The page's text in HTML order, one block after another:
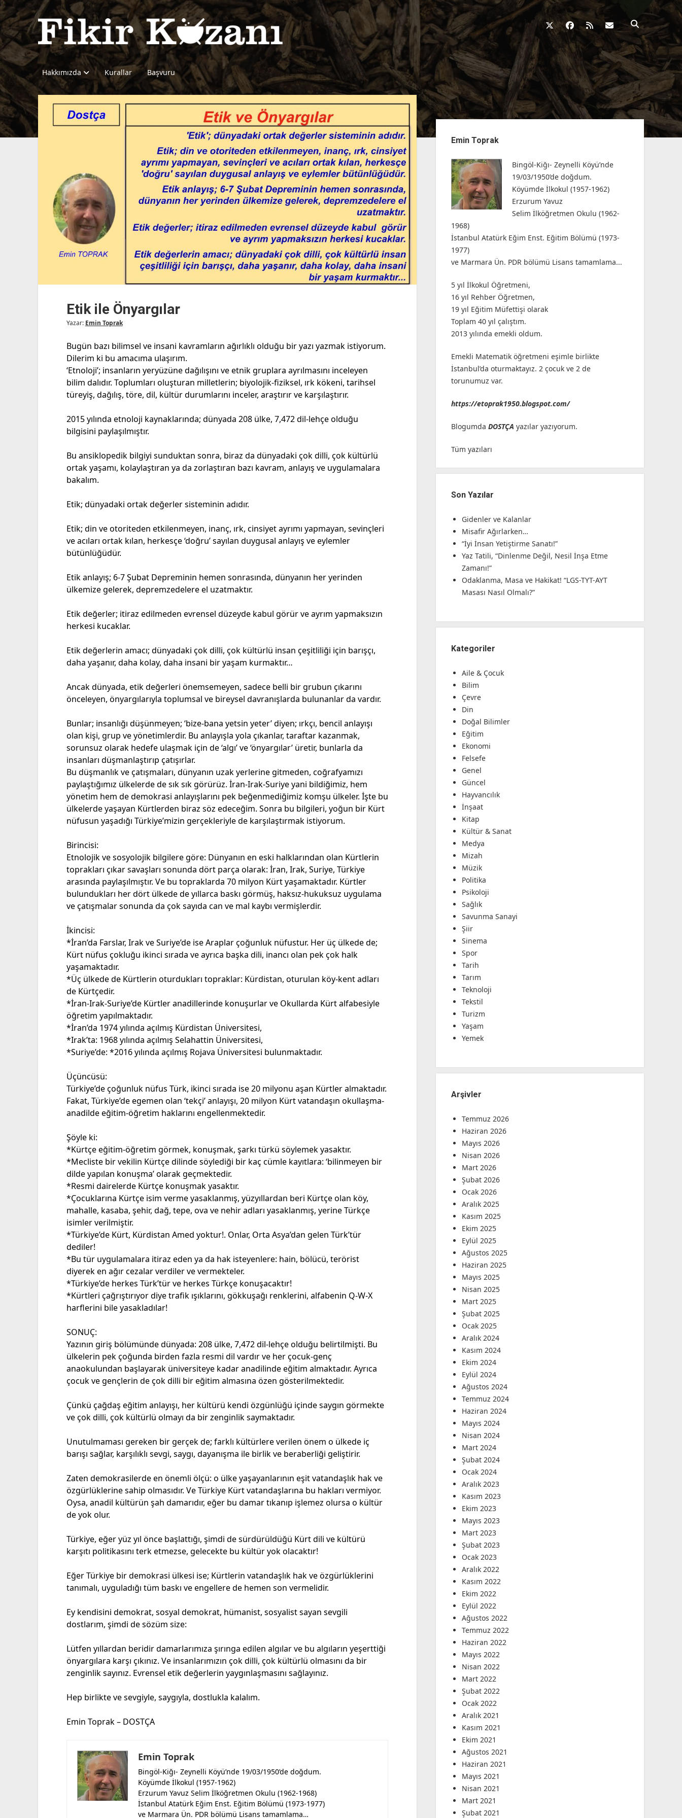
Fikir
Kazanı
twitterfacebook
rss
Hakkımızda Kurallar Başvuru
Etik ile Önyargılar
Yazar: Emin Toprak
Bugün bazı bilimsel ve insani kavramların ağırlıklı olduğu bir yazı yazmak istiyorum.
Dilerim ki bu amacıma ulaşırım.
‘Etnoloji’; insanların yeryüzüne dağılışını ve etnik gruplara ayrılmasını inceleyen
bilim dalıdır. Toplumları oluşturan milletlerin; biyolojik-fiziksel, ırk kökeni, tarihsel
türeyiş, dağılış, töre, dil, kültür durumlarını inceler, araştırır ve karşılaştırır.
2015 yılında etnoloji kaynaklarında; dünyada 208 ülke, 7,472 dil-lehçe olduğu
bilgisini paylaşılmıştır.
Bu ansiklopedik bilgiyi sunduktan sonra, biraz da dünyadaki çok dilli, çok kültürlü
ortak yaşamı, kolaylaştıran ya da zorlaştıran bazı kavram, anlayış ve uygulamalara
bakalım.
Etik; dünyadaki ortak değerler sisteminin adıdır.
Etik; din ve otoriteden etkilenmeyen, inanç, ırk, cinsiyet ayrımı yapmayan, sevinçleri
ve acıları ortak kılan, herkesçe ‘doğru’ sayılan duygusal anlayış ve eylemler
bütünlüğüdür.
Etik anlayış; 6-7 Şubat Depreminin hemen sonrasında, dünyanın her yerinden
ülkemize gelerek, depremzedelere el uzatmaktır.
Etik değerler; itiraz edilmeden evrensel düzeyde kabul görür ve ayrım yapmaksızın
herkesi kucaklar.
Etik değerlerin amacı; dünyadaki çok dilli, çok kültürlü insan çeşitliliği için barışçı,
daha yaşanır, daha kolay, daha insani bir yaşam kurmaktır…
Ancak dünyada, etik değerleri önemsemeyen, sadece belli bir grubun çıkarını
önceleyen, önyargılarıyla toplumsal ve bireysel davranışlarda bulunanlar da vardır.
Bunlar; insanlığı düşünmeyen; ‘bize-bana yetsin yeter’ diyen; ırkçı, bencil anlayışı
olan kişi, grup ve yönetimlerdir. Bu anlayışla yola çıkanlar, taraftar kazanmak,
sorunsuz olarak hedefe ulaşmak için de ‘algı’ ve ‘önyargılar’ üretir, bunlarla da
insanları düşmanlaştırıp çatışırlar.
Bu düşmanlık ve çatışmaları, dünyanın uzak yerlerine gitmeden, coğrafyamızı
paylaştığımız ülkelerde de sık sık görürüz. İran-Irak-Suriye yani bildiğimiz, hem
yönetim hem de demokrasi anlayışlarını pek beğenmediğimiz komşu ülkeler. İşte bu
ülkelerde yaşayan Kürtlerden biraz söz edeceğim. Sonra bu bilgileri, yoğun bir Kürt
nüfusun yaşadığı Türkiye’mizin gerçekleriyle de karşılaştırmak istiyorum.
Birincisi:
Etnolojik ve sosyolojik bilgilere göre: Dünyanın en eski halklarından olan Kürtlerin
toprakları çıkar savaşları sonunda dört parça olarak: İran, Irak, Suriye, Türkiye
arasında paylaşılmıştır. Ve bu topraklarda 70 milyon Kürt yaşamaktadır. Kürtler
bulundukları her dört ülkede de yıllarca baskı görmüş, haksız-hukuksuz uygulama
ve çatışmalar sonunda da çok sayıda can ve mal kaybı vermişlerdir.
İkincisi:
*İran’da Farslar, Irak ve Suriye’de ise Araplar çoğunluk nüfustur. Her üç ülkede de;
Kürt nüfus çokluğu ikinci sırada ve ayrıca başka dili, inancı olan pek çok halk
yaşamaktadır.
*Üç ülkede de Kürtlerin oturdukları topraklar: Kürdistan, oturulan köy-kent adları
de Kürtçedir.
*İran-Irak-Suriye’de Kürtler anadillerinde konuşurlar ve Okullarda Kürt alfabesiyle
öğretim yapılmaktadır.
*İran’da 1974 yılında açılmış Kürdistan Üniversitesi,
*Irak’ta: 1968 yılında açılmış Selahattin Üniversitesi,
*Suriye’de: *2016 yılında açılmış Rojava Üniversitesi bulunmaktadır.
Üçüncüsü:
Türkiye’de çoğunluk nüfus Türk, ikinci sırada ise 20 milyonu aşan Kürtler almaktadır.
Fakat, Türkiye’de egemen olan ‘tekçi’ anlayışı, 20 milyon Kürt vatandaşın okullaşma-
anadilde eğitim-öğretim haklarını engellenmektedir.
Şöyle ki:
*Kürtçe eğitim-öğretim görmek, konuşmak, şarkı türkü söylemek yasaktır.
*Mecliste bir vekilin Kürtçe dilinde söylediği bir kaç cümle kayıtlara: ‘bilinmeyen bir
dilde yapılan konuşma’ olarak geçmektedir.
*Resmi dairelerde Kürtçe konuşmak yasaktır.
*Çocuklarına Kürtçe isim verme yasaklanmış, yüzyıllardan beri Kürtçe olan köy,
mahalle, kasaba, şehir, dağ, tepe, ova ve nehir adları yasaklanmış, yerine Türkçe
isimler verilmiştir.
*Türkiye’de Kürt, Kürdistan Amed yoktur!. Onlar, Orta Asya’dan gelen Türk’tür
dediler!
*Bu tür uygulamalara itiraz eden ya da hak isteyenlere: hain, bölücü, terörist
diyerek en ağır cezalar verdiler ve vermekteler.
*Türkiye’de herkes Türk’tür ve herkes Türkçe konuşacaktır!
*Kürtleri çağrıştırıyor diye trafik ışıklarını, gökkuşağı renklerini, alfabenin Q-W-X
harflerini bile yasakladılar!
SONUÇ:
Yazının giriş bölümünde dünyada: 208 ülke, 7,472 dil-lehçe olduğu belirtilmişti. Bu
ülkelerin pek çoğunda birden fazla resmi dil vardır ve her çocuk-genç
anaokulundan başlayarak üniversiteye kadar anadilinde eğitim almaktadır. Ayrıca
çocuk ve gençlerin de çok dilli bir eğitim almasına özen gösterilmektedir.
Çünkü çağdaş eğitim anlayışı, her kültürü kendi özgünlüğü içinde saygın görmekte
ve çok dilli, çok kültürlü olmayı da bir zenginlik saymaktadır.
Unutulmaması gereken bir gerçek de; farklı kültürlere verilen önem o ülkede iç
barışı sağlar, karşılıklı sevgi, saygı, dayanışma ile birlik ve beraberliği geliştirir.
Zaten demokrasilerde en önemli ölçü: o ülke yaşayanlarının eşit vatandaşlık hak ve
özgürlüklerine sahip olmasıdır. Ve Türkiye Kürt vatandaşlarına bu hakları vermiyor.
Oysa, anadil kültürün şah damarıdır, eğer bu damar tıkanıp işlemez olursa o kültür
de yok olur.
Türkiye, eğer yüz yıl önce başlattığı, şimdi de sürdürüldüğü Kürt dili ve kültürü
karşıtı politikasını terk etmezse, gelecekte bu kültür yok olacaktır!
Eğer Türkiye bir demokrasi ülkesi ise; Kürtlerin vatandaşlık hak ve özgürlüklerini
tanımalı, uyguladığı tüm baskı ve engellere de hemen son vermelidir.
Ey kendisini demokrat, sosyal demokrat, hümanist, sosyalist sayan sevgili
dostlarım, şimdi de sözüm size:
Lütfen yıllardan beridir damarlarımıza şırınga edilen algılar ve bu algıların yeşerttiği
önyargılara karşı çıkınız. Ve insanlarımızın çok dilli, çok kültürlü olmasını da bir
zenginlik sayınız. Evrensel etik değerlerin yaygınlaşmasını sağlayınız.
Hep birlikte ve sevgiyle, saygıyla, dostlukla kalalım.
Emin Toprak – DOSTÇA
Emin Toprak
Bingöl-Kiğı- Zeynelli Köyü’nde 19/03/1950’de doğdum.
Köyümde İlkokul (1957-1962)
Erzurum Yavuz Selim İlköğretmen Okulu (1962-1968)
İstanbul Atatürk Eğim Enst. Eğitim Bölümü (1973-1977)
ve Marmara Ün. PDR bölümü Lisans tamamlama…
MenüEmin Toprak
Bingöl-Kiğı- Zeynelli Köyü’nde
19/03/1950’de doğdum.
Köyümde İlkokul (1957-1962)
Erzurum Yavuz
Selim İlköğretmen Okulu (1962-
1968)
İstanbul Atatürk Eğim Enst. Eğitim Bölümü (1973-
1977)
ve Marmara Ün. PDR bölümü Lisans tamamlama...
5 yıl İlkokul Öğretmeni,
16 yıl Rehber Öğretmen,
19 yıl Eğitim Müfettişi olarak
Toplam 40 yıl çalıştım.
2013 yılında emekli oldum.
Emekli Matematik öğretmeni eşimle birlikte
İstanbul’da oturmaktayız. 2 çocuk ve 2 de
torunumuz var.
https://etoprak1950.blogspot.com/
BlogumdaDOSTÇA yazılar yazıyorum.
Tüm yazıları
Son Yazılar
Gidenler ve Kalanlar
Misafir Ağırlarken…
“İyi İnsan Yetiştirme Sanatı!”
Yaz Tatili, “Dinlenme Değil, Nesil İnşa Etme
Zamanı!”
Odaklanma, Masa ve Hakikat! “LGS-TYT-AYT
Masası Nasıl Olmalı?”
Kategoriler
Aile & Çocuk
Bilim
Çevre
Din
Doğal Bilimler
Eğitim
Ekonomi
Felsefe
Genel
Güncel
Hayvancılık
İnşaat
Kitap
Kültür & Sanat
Medya
Mizah
Müzik
Politika
Psikoloji
Sağlık
Savunma Sanayi
Şiir
Sinema
Spor
Tarih
Tarım
Teknoloji
Tekstil
Turizm
Yaşam
Yemek
Arşivler
Temmuz 2026
Haziran 2026
Mayıs 2026
Nisan 2026
Mart 2026
Şubat 2026
Ocak 2026
Aralık 2025
Kasım 2025
Ekim 2025
Eylül 2025
Ağustos 2025
Haziran 2025
Mayıs 2025
Nisan 2025
Mart 2025
Şubat 2025
Ocak 2025
Aralık 2024
Kasım 2024
Ekim 2024
Eylül 2024
Ağustos 2024
Temmuz 2024
Haziran 2024
Mayıs 2024
Nisan 2024
Mart 2024
Şubat 2024
Ocak 2024
Aralık 2023
Kasım 2023
Ekim 2023
Mayıs 2023
Mart 2023
Şubat 2023
Ocak 2023
Aralık 2022
Kasım 2022
Ekim 2022
Eylül 2022
Ağustos 2022
Temmuz 2022
Haziran 2022
Mayıs 2022
Nisan 2022
Mart 2022
Şubat 2022
Ocak 2022
Aralık 2021
Kasım 2021
Ekim 2021
Ağustos 2021
Haziran 2021
Mayıs 2021
Nisan 2021
Mart 2021
Şubat 2021